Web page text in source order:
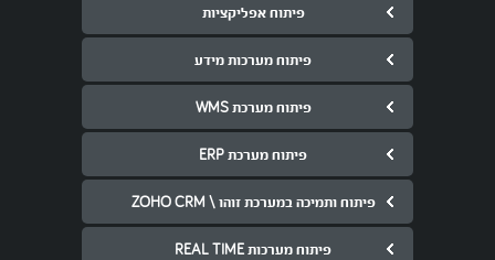
פיתוח אפליקציות
פיתוח מערכות מידע
פיתוח מערכת WMS
פיתוח מערכת ERP
פיתוח ותמיכה במערכת זוהו \ ZOHO CRM
פיתוח מערכות REAL TIME